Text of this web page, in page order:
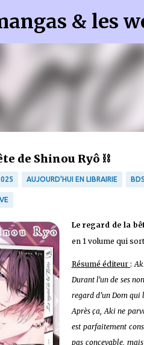
& les
je réalise un bénéfice sur les achats
de Shinou Ryô ⛓️
AUJOURD'HUI EN LIBRAIRIE
Le regard de la
en 1 volume qui
Résumé éditeur:
Durant l’un de ses
regard d’un Dom
Après ça, Aki ne
est parfaitement
pas concevable,